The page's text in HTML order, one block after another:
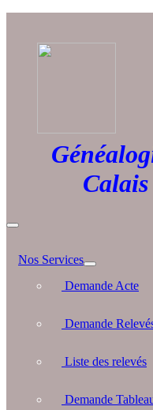
Nos Services
Demande Acte
Demande
Liste des relevés
Demande